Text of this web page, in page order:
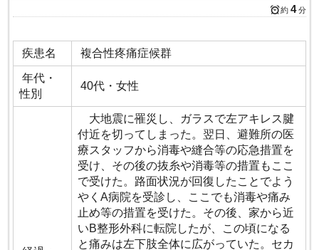
約 4分
疾患名 複合性疼痛症候群
年代・
性別
40代・女性
大地震に罹災し、ガラスで左アキレス腱
付近を切ってしまった。翌日、避難所の医
療スタッフから消毒や縫合等の応急措置を
受け、その後の抜糸や消毒等の措置もここ
で受けた。路面状況が回復したことでよう
やくA病院を受診し、ここでも消毒や痛み
止め等の措置を受けた。その後、家から近
いB整形外科に転院したが、この頃になる
と痛みは左下肢全体に広がっていた。セカ